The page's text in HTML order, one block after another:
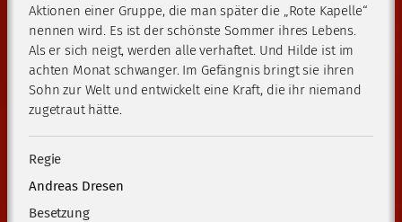
Aktionen einer Gruppe, die man später die „Rote Kapelle“
nennen wird. Es ist der schönste Sommer ihres Lebens.
Als er sich neigt, werden alle verhaftet. Und Hilde ist im
achten Monat schwanger. Im Gefängnis bringt sie ihren
Sohn zur Welt und entwickelt eine Kraft, die ihr niemand
zugetraut hätte.
Regie
Andreas Dresen
Besetzung